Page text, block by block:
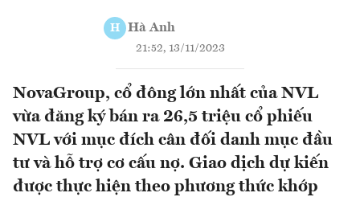
H Hà Anh
21:52, 13/11/2023
NovaGroup, cổ đông lớn nhất của NVL
vừa đăng ký bán ra 26,5 triệu cổ phiếu
NVL với mục đích cân đối danh mục đầu
tư và hỗ trợ cơ cấu nợ. Giao dịch dự kiến
được thực hiện theo phương thức khớp